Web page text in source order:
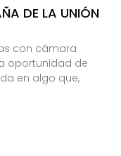
DE LA UNIÓN
con cámara
oportunidad de
en algo que,